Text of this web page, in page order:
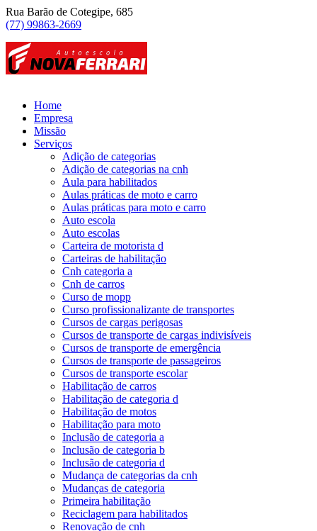
Rua Barão de Cotegipe, 685
(77) 99863-2669
Home
Empresa
Missão
Serviços
Adição de categorias
Adição de categorias na cnh
Aula para habilitados
Aulas práticas de moto e carro
Aulas práticas para moto e carro
Auto escola
Auto escolas
Carteira de motorista d
Carteiras de habilitação
Cnh categoria a
Cnh de carros
Curso de mopp
Curso profissionalizante de transportes
Cursos de cargas perigosas
Cursos de transporte de cargas indivisíveis
Cursos de transporte de emergência
Cursos de transporte de passageiros
Cursos de transporte escolar
Habilitação de carros
Habilitação de categoria d
Habilitação de motos
Habilitação para moto
Inclusão de categoria a
Inclusão de categoria b
Inclusão de categoria d
Mudança de categorias da cnh
Mudanças de categoria
Primeira habilitação
Reciclagem para habilitados
Renovação de cnh